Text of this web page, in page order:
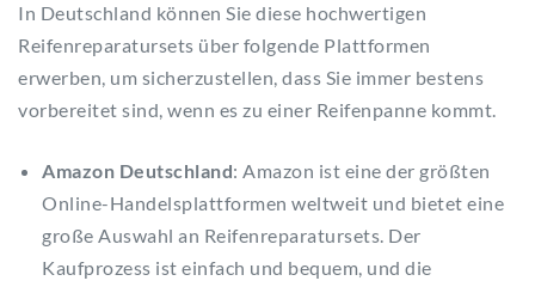
In Deutschland können Sie diese hochwertigen
Reifenreparatursets über folgende Plattformen
erwerben, um sicherzustellen, dass Sie immer bestens
vorbereitet sind, wenn es zu einer Reifenpanne kommt.
Amazon Deutschland: Amazon ist eine der größten
Online-Handelsplattformen weltweit und bietet eine
große Auswahl an Reifenreparatursets. Der
Kaufprozess ist einfach und bequem, und die